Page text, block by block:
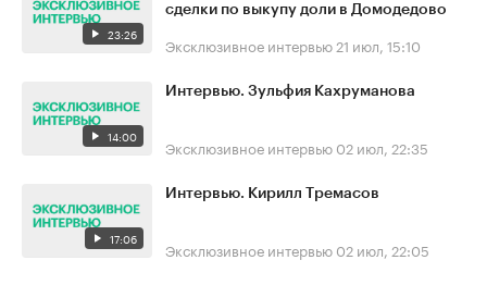
23:26
сделки по выкупу доли в Домодедово
Эксклюзивное интервью 21 июл, 15:10
14:00
Интервью. Зульфия Кахруманова
Эксклюзивное интервью 02 июл, 22:35
17:06
Интервью. Кирилл Тремасов
Эксклюзивное интервью 02 июл, 22:05